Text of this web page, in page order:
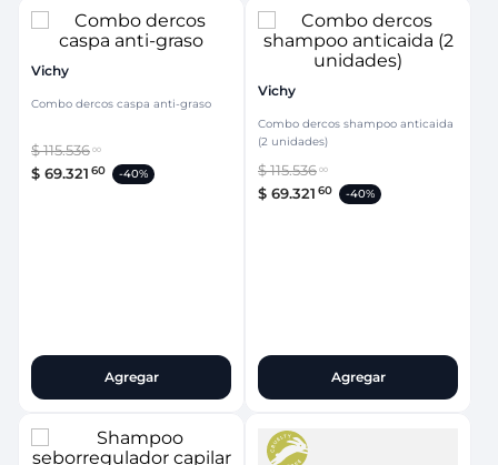
Vichy
Combo dercos caspa anti-graso
$115.536 00
$ 69.321 60 -40%
Agregar
Vichy
Combo dercos shampoo anticaida
(2 unidades)
$115.536 00
$ 69.321 60 -40%
Agregar